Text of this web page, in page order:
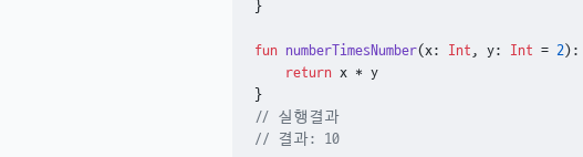
}
fun numberTimesNumber(x: Int , y: Int = 2) :
return x * y
// 실행결과
// 결과: 10